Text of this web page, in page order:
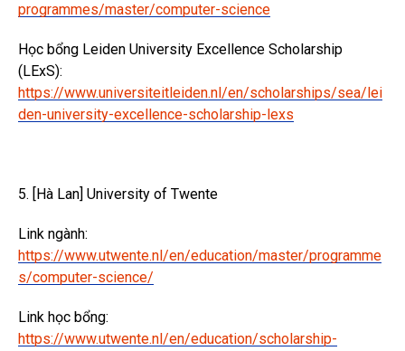
programmes/master/computer-science
Học bổng Leiden University Excellence Scholarship
(LExS):
https://www.universiteitleiden.nl/en/scholarships/sea/lei
den-university-excellence-scholarship-lexs
5. [Hà Lan] University of Twente
Link ngành:
https://www.utwente.nl/en/education/master/programme
s/computer-science/
Link học bổng:
https://www.utwente.nl/en/education/scholarship-